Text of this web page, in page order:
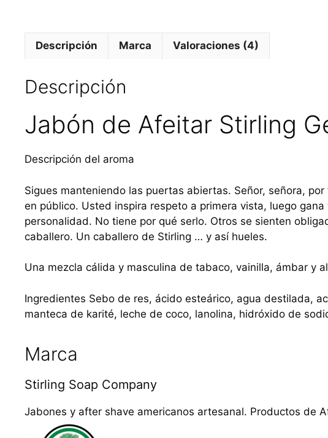
Descripción Marca Valoraciones (4)
Descripción
Jabón de Afeitar Stirling
Descripción del aroma
Sigues manteniendo las puertas abiertas. Señor, señora,
en público. Usted inspira respeto a primera vista, luego
personalidad. No tiene por qué serlo. Otros se sienten
caballero. Un caballero de Stirling … y así hueles.
Una mezcla cálida y masculina de tabaco, vainilla, ámbar y
Ingredientes Sebo de res, ácido esteárico, agua destilada,
manteca de karité, leche de coco, lanolina, hidróxido de
Marca
Stirling Soap Company
Jabones y after shave americanos artesanal. Productos de